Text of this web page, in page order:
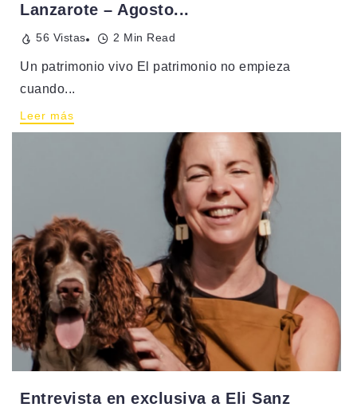
Lanzarote – Agosto...
56 Vistas 2 Min Read
Un patrimonio vivo El patrimonio no empieza
cuando...
Leer más
Entrevista en exclusiva a Eli Sanz